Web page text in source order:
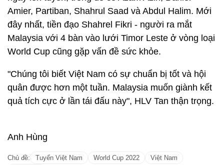
Amier, Partiban, Shahrul Saad và Abdul Halim. Mới
đây nhất, tiền đạo Shahrel Fikri - người ra mắt
Malaysia với 4 bàn vào lưới Timor Leste ở vòng loại
World Cup cũng gặp vấn đề sức khỏe.
"Chúng tôi biết Việt Nam có sự chuẩn bị tốt và hội
quân được hơn một tuần. Malaysia muốn giành kết
quả tích cực ở lần tái đấu này", HLV Tan thận trọng.
Anh Hùng
Chủ đề: Tuyển Việt Nam World Cup 2022
Việt Nam